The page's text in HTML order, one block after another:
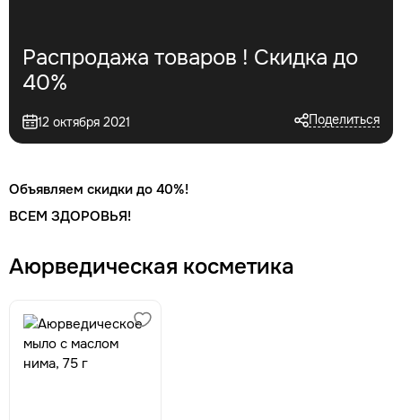
Распродажа товаров ! Скидка до
40%
12 октября 2021 Поделиться
Объявляем скидки до 40%!
ВСЕМ ЗДОРОВЬЯ!
Аюрведическая косметика